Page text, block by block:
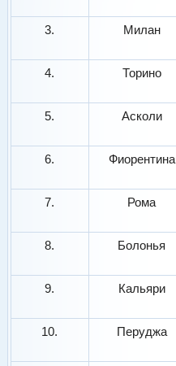
3. Милан
4. Торино
5. Асколи
6. Фиорентина
7. Рома
8. Болонья
9. Кальяри
10. Перуджа